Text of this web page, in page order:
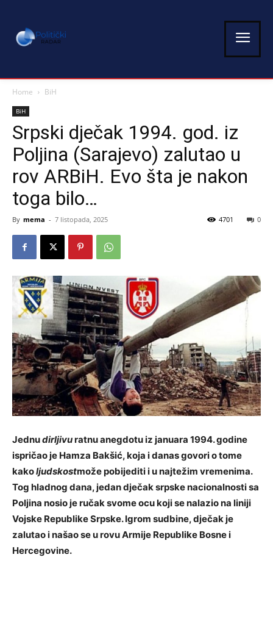
Home BiH
BiH
Srpski dječak 1994. god. iz
Poljina (Sarajevo) zalutao u
rov ARBiH. Evo šta je nakon
toga bilo…
By mema - 7 listopada, 2025 0
4701
Jednudirljivuratnu anegdotu iz januara 1994. godine
ispričao je Hamza Bakšić, koja i danas govori o tome
kakoljudskostmože pobijediti i u najtežim vremenima.
Tog hladnog dana, jedan dječak srpske nacionalnosti sa
Poljina nosio je ručak svome ocu koji se nalazio na liniji
Vojske Republike Srpske. Igrom sudbine, dječak je
zalutao i našao se u rovu Armije Republike Bosne i
Hercegovine.